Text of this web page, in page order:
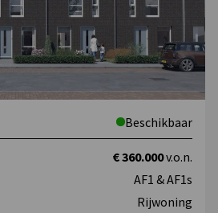
Beschikbaar
€ 360.000v.o.n.
AF1 & AF1s
Rijwoning